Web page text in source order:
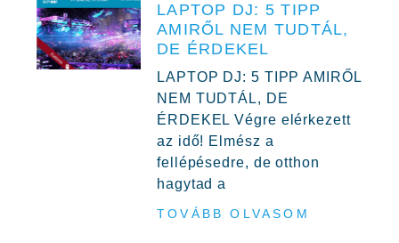
LAPTOP DJ: 5 TIPP
AMIRŐL NEM TUDTÁL,
DE ÉRDEKEL
LAPTOP DJ: 5 TIPP AMIRŐL
NEM TUDTÁL, DE
ÉRDEKEL Végre elérkezett
az idő! Elmész a
fellépésedre, de otthon
hagytad a
TOVÁBB OLVASOM